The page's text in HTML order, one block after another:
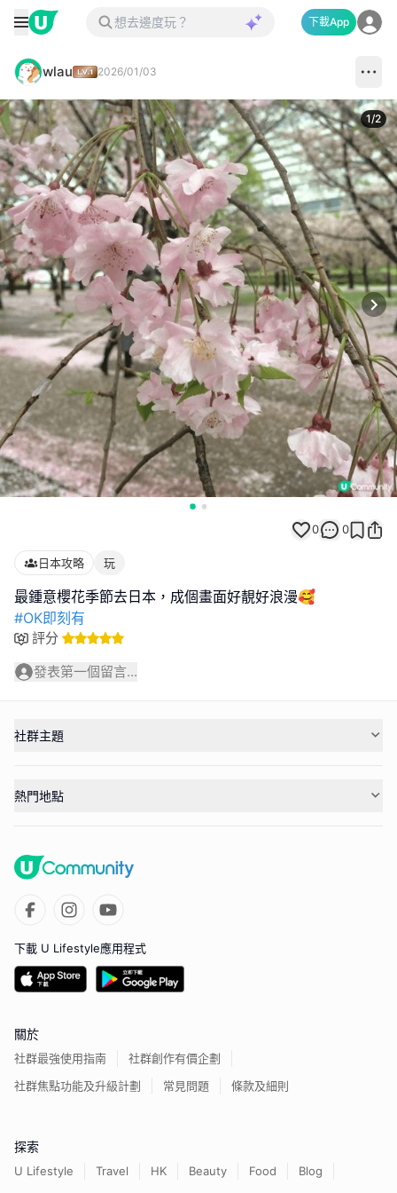
下載App
wlau 2026/01/03
1/2
0 0
日本攻略 玩
#OK即刻有
評分
發表第一個留言...
社群主題
熱門地點
下載 U Lifestyle應用程式
關於
社群最強使用指南
社群創作有價企劃
社群焦點功能及升級計劃
常見問題 條款及細則
探索
U Lifestyle Travel HK Beauty Food
Blog